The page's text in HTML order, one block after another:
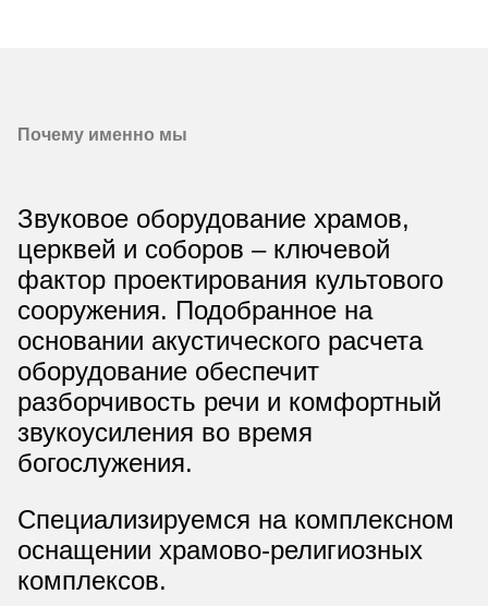
Почему именно мы
Звуковое оборудование храмов,
церквей и соборов – ключевой
фактор проектирования культового
сооружения. Подобранное на
основании акустического расчета
оборудование обеспечит
разборчивость речи и комфортный
звукоусиления во время
богослужения.
Специализируемся на комплексном
оснащении храмово-религиозных
комплексов.